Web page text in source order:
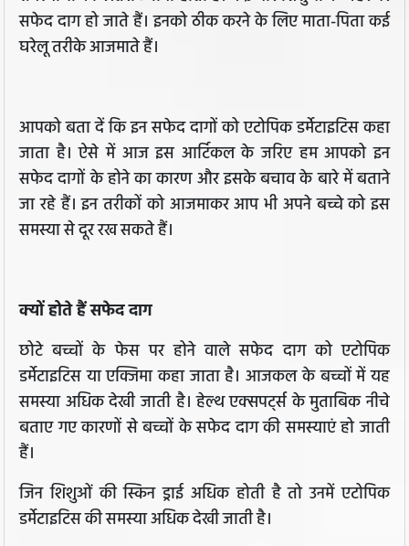
सफेद दाग हो जाते हैं। इनको ठीक करने के लिए माता-पिता कई
घरेलू तरीके आजमाते हैं।
आपको बता दें कि इन सफेद दागों को एटोपिक डर्मेटाइटिस कहा
जाता है। ऐसे में आज इस आर्टिकल के जरिए हम आपको इन
सफेद दागों के होने का कारण और इसके बचाव के बारे में बताने
जा रहे हैं। इन तरीकों को आजमाकर आप भी अपने बच्चे को इस
समस्या से दूर रख सकते हैं।
क्यों होते हैं सफेद दाग
छोटे बच्चों के फेस पर होने वाले सफेद दाग को एटोपिक
डर्मेटाइटिस या एक्जिमा कहा जाता है। आजकल के बच्चों में यह
समस्या अधिक देखी जाती है। हेल्थ एक्सपर्ट्स के मुताबिक नीचे
बताए गए कारणों से बच्चों के सफेद दाग की समस्याएं हो जाती
हैं।
जिन शिशुओं की स्किन ड्राई अधिक होती है तो उनमें एटोपिक
डर्मेटाइटिस की समस्या अधिक देखी जाती है।